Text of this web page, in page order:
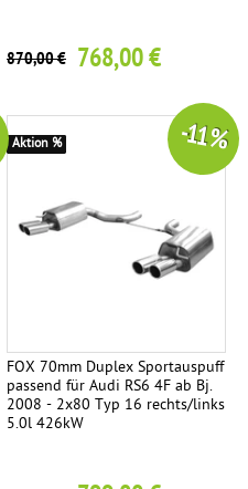
870,00 € 768,00 €
FOX 70mm Duplex Sportauspuff
passend für Audi RS6 4F ab Bj.
2008 - 2x80 Typ 16 rechts/links
5.0l 426kW
-11 %
Aktion %